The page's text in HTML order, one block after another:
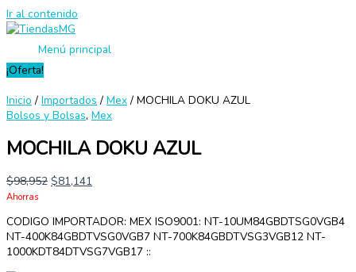
Ir al contenido
Menú principal
¡Oferta!
Inicio / Importados / Mex / MOCHILA DOKU AZUL
Bolsos y Bolsas, Mex
MOCHILA DOKU AZUL
$98,952 $81,141
Ahorras
CODIGO IMPORTADOR: MEX ISO9001: NT-10UM84GBDTSG0VGB4
NT-400K84GBDTVSG0VGB7 NT-700K84GBDTVSG3VGB12 NT-
1000KDT84DTVSG7VGB17 ::